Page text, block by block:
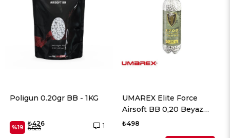
Poligun 0.20gr BB - 1KG
1
%19 ₺426
₺523
UMAREX Elite Force
Airsoft BB 0,20 Beyaz
2700 Adet
₺498